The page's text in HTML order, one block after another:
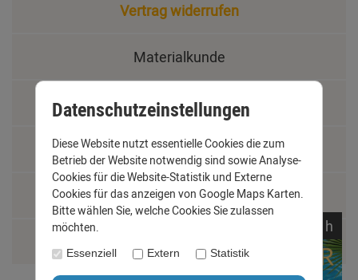
Vertrag widerrufen
Materialkunde
Fachbegriffe
Jobs
Montage und Installationshilfen
h
Datenschutzeinstellungen
Diese Website nutzt essentielle Cookies die zum
Betrieb der Website notwendig sind sowie Analyse-
Cookies für die Website-Statistik und Externe
Cookies für das anzeigen von Google Maps Karten.
Bitte wählen Sie, welche Cookies Sie zulassen
möchten.
Essenziell Extern Statistik